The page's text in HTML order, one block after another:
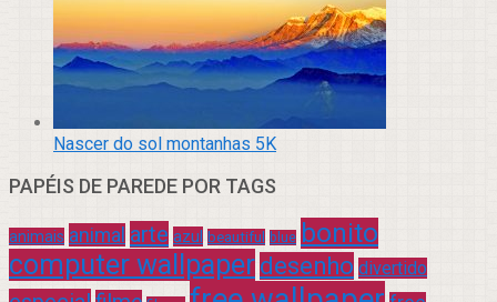
Nascer do sol montanhas 5K
PAPÉIS DE PAREDE POR TAGS
animais animal arte azul beautiful blue bonito
computer wallpaper desenho divertido